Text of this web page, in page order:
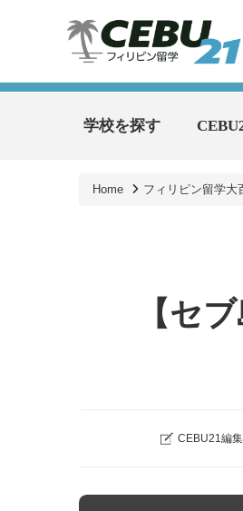
学校を探す
Home フィリピン留学大
【セ
CEBU21編